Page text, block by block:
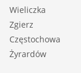
Wieliczka
Zgierz
Częstochowa
Żyrardów